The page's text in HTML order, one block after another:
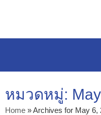
หมวดหมู่:
Home »Archives for May 6,